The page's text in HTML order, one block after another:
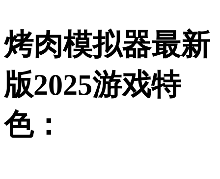
烤肉模拟器最新
版2025游戏特
色：